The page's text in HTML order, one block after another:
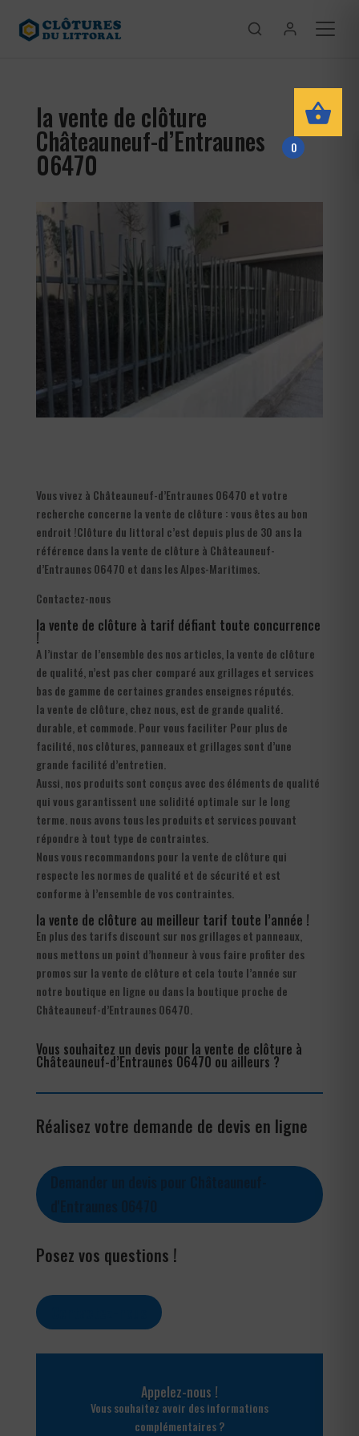
la vente de clôture
Châteauneuf-d’Entraunes
06470
Vous vivez à Châteauneuf-d’Entraunes 06470 et votre
recherche concerne la vente de clôture : vous êtes au bon
endroit !Clôture du littoral c’est depuis plus de 30 ans la
référence dans la vente de clôture à Châteauneuf-
d’Entraunes 06470 et dans les Alpes-Maritimes.
Contactez-nous
la vente de clôture à tarif défiant toute concurrence
!
A l’instar de l’ensemble des nos articles, la vente de clôture
de qualité, n’est pas cher comparé aux grillages et services
bas de gamme de certaines grandes enseignes réputés.
la vente de clôture, chez nous, est de grande qualité.
durable, et commode. Pour vous faciliter Pour plus de
facilité, nos clôtures, panneaux et grillages sont d’une
grande facilité d’entretien.
Aussi, nos produits sont conçus avec des éléments de qualité
qui vous garantissent une solidité optimale sur le long
terme. nous avons tous les produits et services pouvant
répondre à tout type de contraintes.
Nous vous recommandons pour la vente de clôture qui
respecte les normes de qualité et de sécurité et est
conforme à l’ensemble de vos contraintes.
la vente de clôture au meilleur tarif toute l’année !
En plus des tarifs discount sur nos grillages et panneaux,
nous mettons un point d’honneur à vous faire profiter des
promos sur la vente de clôture et cela toute l’année sur
notre boutique en ligne ou dans la boutique proche de
Châteauneuf-d’Entraunes 06470.
Vous souhaitez un devis pour la vente de clôture à
Châteauneuf-d’Entraunes 06470 ou ailleurs ?
Réalisez votre demande de devis en ligne
Posez vos questions !
Appelez-nous !
Vous souhaitez avoir des informations
complémentaires ?
0